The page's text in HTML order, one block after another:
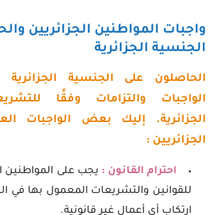
واجبات المواطنين الجزائريين
الجنسية الجزائرية
الحاصلون على الجنسية
الواجبات والتزامات وفقًا
الجزائرية. إليك بعض الواجبات
الجزائريين :
احترام القانون : يجب على المواطنين
للقوانين والتشريعات المعمول بها في
ارتكاب أي أعمال غير قانونية.